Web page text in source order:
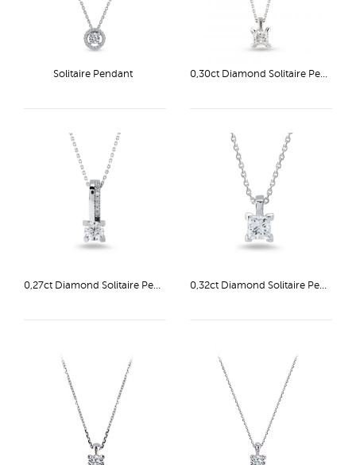
Solitaire Pendant 0,30ct Diamond Solitaire Pendant
0,27ct Diamond Solitaire Pendant 0,32ct Diamond Solitaire Pendant